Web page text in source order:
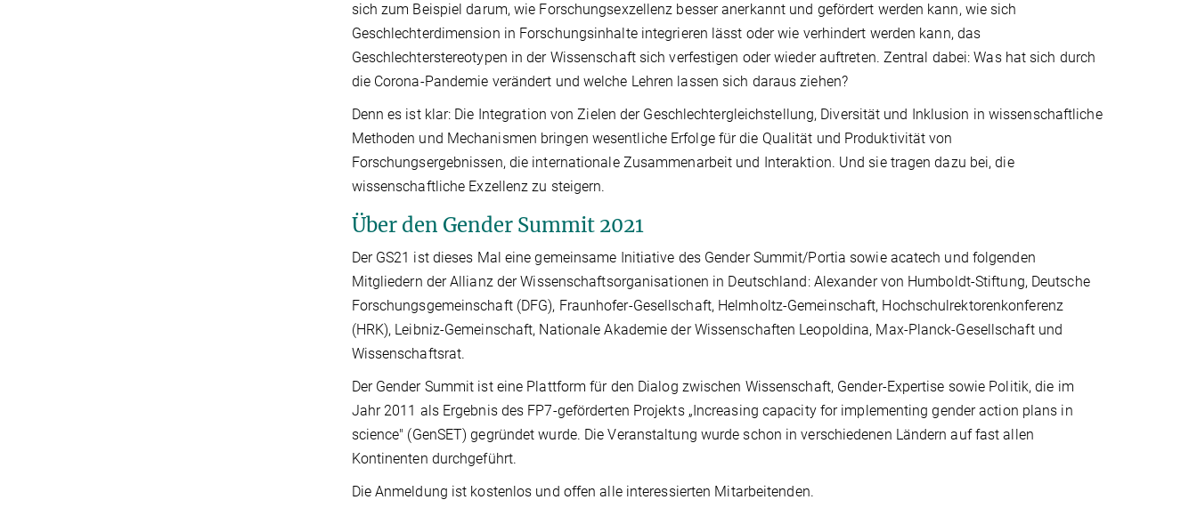
sich zum Beispiel darum, wie Forschungsexzellenz besser anerkannt und gefördert werden kann, wie sich
Geschlechterdimension in Forschungsinhalte integrieren lässt oder wie verhindert werden kann, das
Geschlechterstereotypen in der Wissenschaft sich verfestigen oder wieder auftreten. Zentral dabei: Was hat sich durch
die Corona-Pandemie verändert und welche Lehren lassen sich daraus ziehen?
Denn es ist klar: Die Integration von Zielen der Geschlechtergleichstellung, Diversität und Inklusion in wissenschaftliche
Methoden und Mechanismen bringen wesentliche Erfolge für die Qualität und Produktivität von
Forschungsergebnissen, die internationale Zusammenarbeit und Interaktion. Und sie tragen dazu bei, die
wissenschaftliche Exzellenz zu steigern.
Über den Gender Summit 2021
Der GS21 ist dieses Mal eine gemeinsame Initiative des Gender Summit/Portia sowie acatech und folgenden
Mitgliedern der Allianz der Wissenschaftsorganisationen in Deutschland: Alexander von Humboldt-Stiftung, Deutsche
Forschungsgemeinschaft (DFG), Fraunhofer-Gesellschaft, Helmholtz-Gemeinschaft, Hochschulrektorenkonferenz
(HRK), Leibniz-Gemeinschaft, Nationale Akademie der Wissenschaften Leopoldina, Max-Planck-Gesellschaft und
Wissenschaftsrat.
Der Gender Summit ist eine Plattform für den Dialog zwischen Wissenschaft, Gender-Expertise sowie Politik, die im
Jahr 2011 als Ergebnis des FP7-geförderten Projekts „Increasing capacity for implementing gender action plans in
science" (GenSET) gegründet wurde. Die Veranstaltung wurde schon in verschiedenen Ländern auf fast allen
Kontinenten durchgeführt.
Die Anmeldung ist kostenlos und offen alle interessierten Mitarbeitenden.